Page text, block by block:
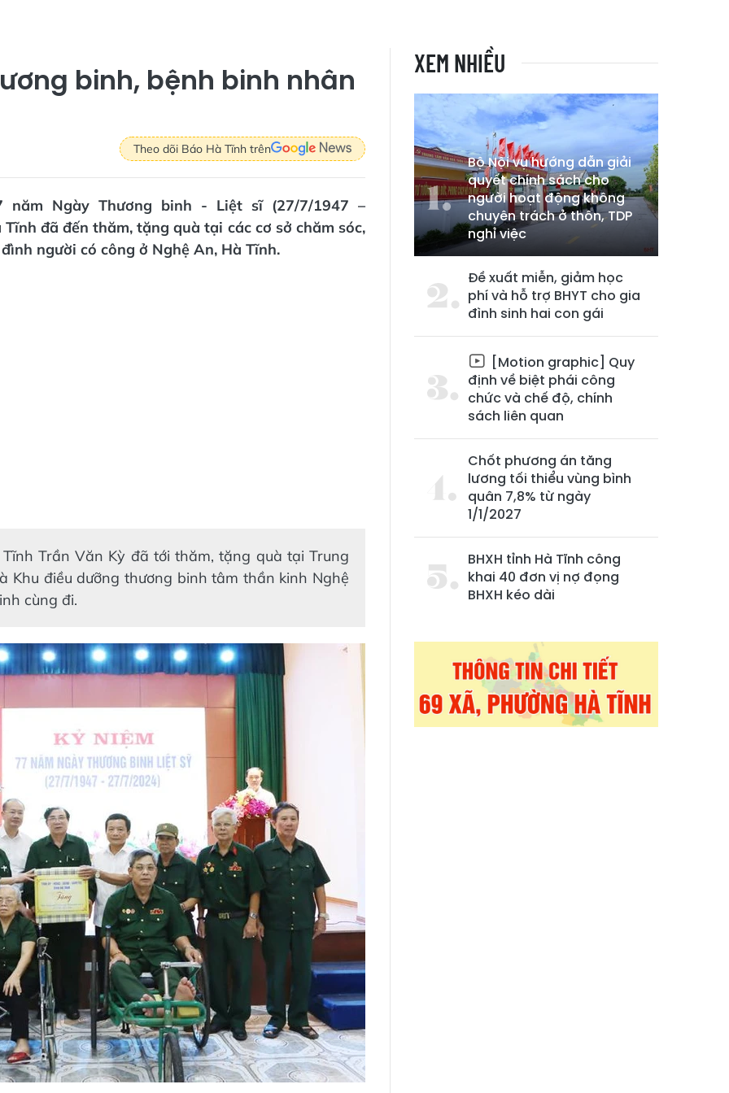
binh, bệnh binh nhân
Theo dõi Báo Hà Tĩnh trên
năm Ngày Thương binh - Liệt sĩ (27/7/1947 –
đã đến thăm, tặng quà tại các cơ sở chăm sóc,
người có công ở Nghệ An, Hà Tĩnh.
Trần Văn Kỳ đã tới thăm, tặng quà tại Trung
Khu điều dưỡng thương binh tâm thần kinh Nghệ
cùng đi.
XEM NHIỀU
Bộ Nội vụ hướng dẫn giải
quyết chính sách cho
người hoạt động không
chuyên trách ở thôn, TDP
nghỉ việc
Đề xuất miễn, giảm học
phí và hỗ trợ BHYT cho gia
đình sinh hai con gái
[Motion graphic] Quy
định về biệt phái công
chức và chế độ, chính
sách liên quan
Chốt phương án tăng
lương tối thiểu vùng bình
quân 7,8% từ ngày
1/1/2027
BHXH tỉnh Hà Tĩnh công
khai 40 đơn vị nợ đọng
BHXH kéo dài